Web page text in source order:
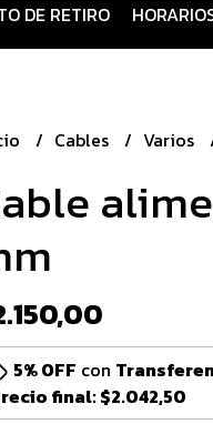
DE RETIRO
Cables Varios
5% OFF con
final:$2.042,50